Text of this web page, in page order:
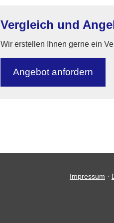
Vergleich und
Wir erstellen Ihnen gerne ein
An­ge­bot an­for­dern
Impressum ·